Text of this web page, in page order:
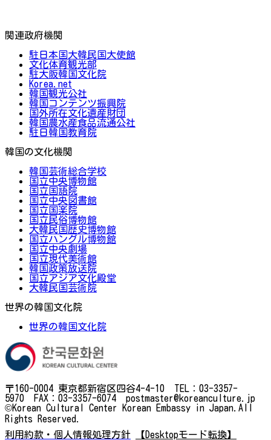
関連政府機関
駐日本国大韓民国大使館
文化体育観光部
駐大阪韓国文化院
Korea.net
韓国観光公社
韓国コンテンツ振興院
国外所在文化遺産財団
韓国農水産食品流通公社
駐日韓国教育院
韓国の文化機関
韓国芸術総合学校
国立中央博物館
国立国語院
国立中央図書館
国立国楽院
国立民俗博物館
大韓民国歴史博物館
国立ハングル博物館
国立中央劇場
国立現代美術館
韓国政策放送院
国立アジア文化殿堂
大韓民国芸術院
世界の韓国文化院
世界の韓国文化院
〒160-0004 東京都新宿区四谷4-4-10 TEL：03-3357-
5970 FAX：03-3357-6074 postmaster@koreanculture.jp
©Korean Cultural Center Korean Embassy in Japan.All
Rights Reserved.
利用約款・個人情報処理方針
【Desktopモード転換】